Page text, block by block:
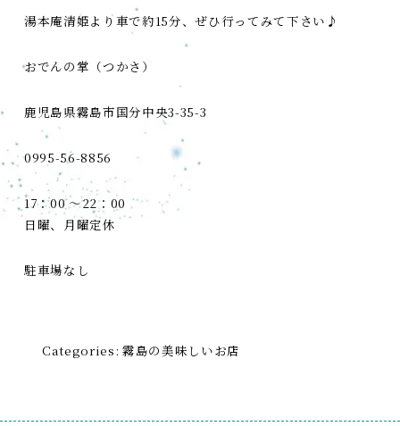
湯本庵清姫より車で約15分、ぜひ行ってみて下さい♪
おでんの掌（つかさ）
鹿児島県霧島市国分中央3-35-3
0995-56-8856
17：00 ～22：00
日曜、月曜定休
駐車場なし
Categories: 霧島の美味しいお店